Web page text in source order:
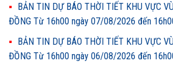
BẢN TIN DỰ BÁO THỜI TIẾT KHU VỰC
ĐỒNG Từ 16h00 ngày 07/08/2026 đến
BẢN TIN DỰ BÁO THỜI TIẾT KHU VỰC
ĐỒNG Từ 16h00 ngày 06/08/2026 đến